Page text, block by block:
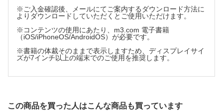
※ご入金確認後、メールにてご案内するダウンロード方法に
よりダウンロードしていただくとご使用いただけます。
※コンテンツの使用にあたり、m3.com 電子書籍
（iOS/iPhoneOS/AndroidOS）が必要です。
※書籍の体裁そのままで表示しますため、ディスプレイサイ
ズが7インチ以上の端末でのご使用を推奨します。
この商品を買った人はこんな商品も買っています